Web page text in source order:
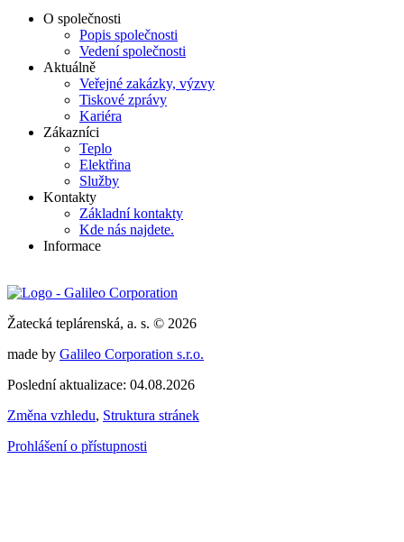
O společnosti
Popis společnosti
Vedení společnosti
Aktuálně
Veřejné zakázky, výzvy
Tiskové zprávy
Kariéra
Zákazníci
Teplo
Elektřina
Služby
Kontakty
Základní kontakty
Kde nás najdete.
Informace
Žatecká teplárenská, a. s. © 2026
made by Galileo Corporation s.r.o.
Poslední aktualizace: 04.08.2026
Změna vzhledu, Struktura stránek
Prohlášení o přístupnosti